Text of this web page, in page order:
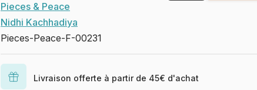
Pieces & Peace
Nidhi Kachhadiya
Pieces-Peace-F-00231
Livraison offerte à partir de 45€ d'achat